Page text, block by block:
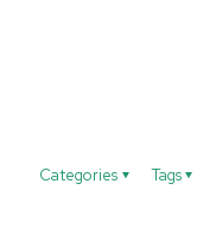
Categories Tags